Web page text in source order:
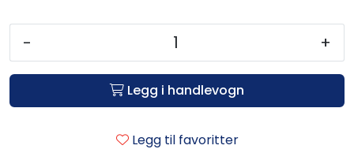
- +
Legg i handlevogn
Legg til favoritter